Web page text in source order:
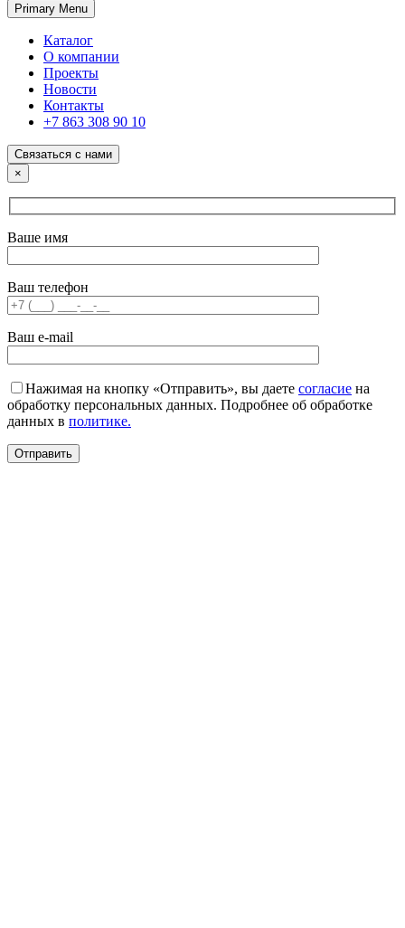
ГК «SABONE»
Оптовые поставки отделочных материалов и оборудования
Primary Menu
Каталог
О компании
Проекты
Новости
Контакты
+7 863 308 90 10
Связаться с нами
×
Ваше имя
Ваш телефон
Ваш e-mail
Нажимая на кнопку «Отправить», вы даете согласие на
обработку персональных данных. Подробнее об обработке
данных в политике.